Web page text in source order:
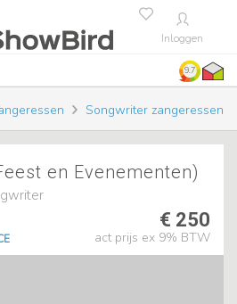
Inloggen
9.7
Songwriter zangeressen
en Evenementen)
€ 250
act prijs ex 9% BTW